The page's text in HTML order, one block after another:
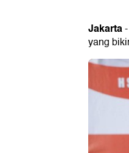
Jakarta
yang